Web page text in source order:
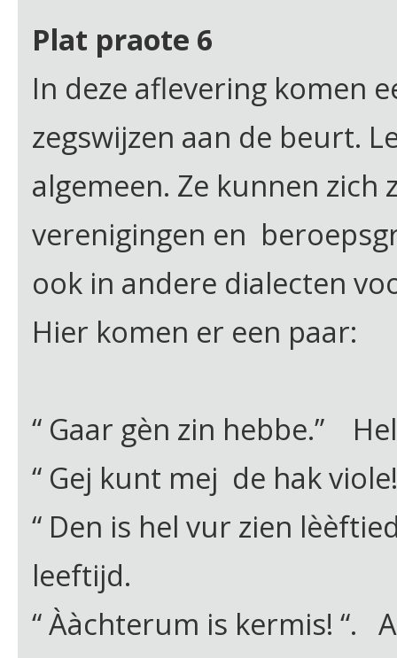
Plat praote 6
In deze aflevering komen
zegswijzen aan de beurt.
algemeen. Ze kunnen
verenigingen en
ook in andere dialecten
Hier komen er een paar:
“ Gaar gèn zin hebbe.”
“ Gej kunt mej de hak
“ Den is hel vur zien
leeftijd.
“ Ààchterum is kermis! “.